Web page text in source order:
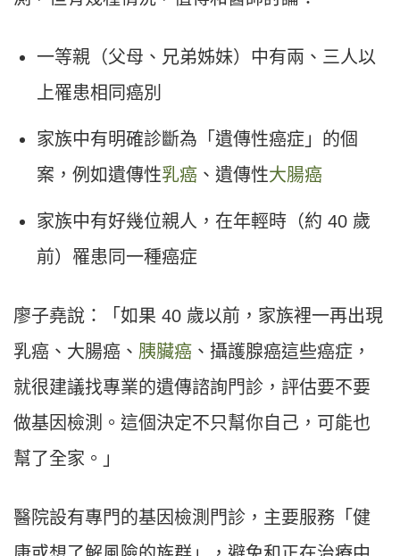
一等親（父母、兄弟姊妹）中有兩、三人以
上罹患相同癌別
家族中有明確診斷為「遺傳性癌症」的個
案，例如遺傳性乳癌 、遺傳性大腸癌
家族中有好幾位親人，在年輕時（約 40 歲
前）罹患同一種癌症
廖子堯說：「如果 40 歲以前，家族裡一再出現
乳癌、大腸癌、 胰臟癌 、攝護腺癌這些癌症，
就很建議找專業的遺傳諮詢門診，評估要不要
做基因檢測。這個決定不只幫你自己，可能也
幫了全家。」
醫院設有專門的基因檢測門診，主要服務「健